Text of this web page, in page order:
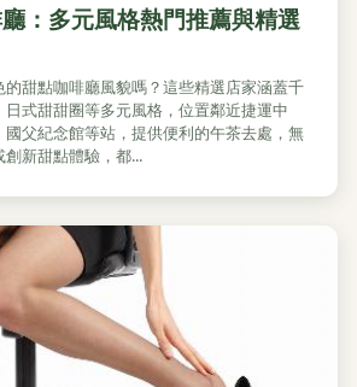
：多元風格熱門推薦與精選
甜點咖啡廳風貌嗎？這些精選店家涵蓋千
式甜甜圈等多元風格，位置鄰近捷運中
國父紀念館等站，提供便利的午茶去處，無
新甜點體驗，都...